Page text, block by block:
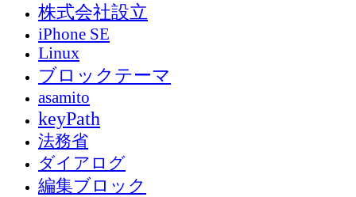
株式会社設立
iPhone SE
Linux
ブロックテーマ
asamito
keyPath
法務省
ダイアログ
編集ブロック